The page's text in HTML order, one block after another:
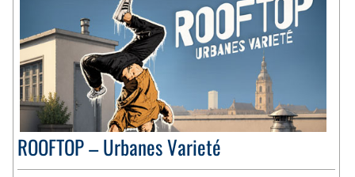
ROOFTOP – Urbanes Varieté